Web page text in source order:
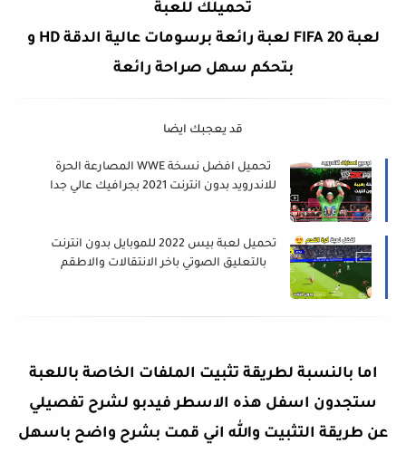
تحميلك للعبة
لعبة FIFA 20 لعبة رائعة برسومات عالية الدقة HD و
بتحكم سهل صراحة رائعة
قد يعجبك ايضا
تحميل افضل نسخة WWE المصارعة الحرة
للاندرويد بدون انترنت 2021 بجرافيك عالي جدا
تحميل لعبة بيس 2022 للموبايل بدون انترنت
بالتعليق الصوتي باخر الانتقالات والاطقم
اما بالنسبة لطريقة تثبيت الملفات الخاصة باللعبة
ستجدون اسفل هذه الاسطر فيدبو لشرح تفصيلي
عن طريقة التثبيت والله اني قمت بشرح واضح باسهل